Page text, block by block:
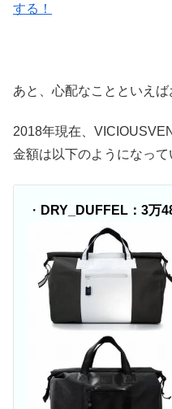
する！
あと、心配なことといえば
2018年現在、
金額は以下のようになって
・ DRY_DUFFEL：3万